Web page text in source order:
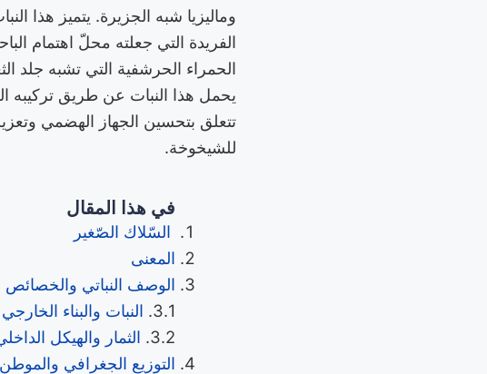
الفريدة التي جعلته محلّ اهتمام
الحمراء الحرشفية التي تشبه جلد
يحمل هذا النبات عن طريق تركيبه
تتعلق بتحسين الجهاز الهضمي
للشيخوخة.
في هذا المقال
السّلاك الصّغير
المعنى
الوصف النباتي والخصائص
النبات والبناء الخارجي
الثمار والهيكل
التوزيع الجغرافي